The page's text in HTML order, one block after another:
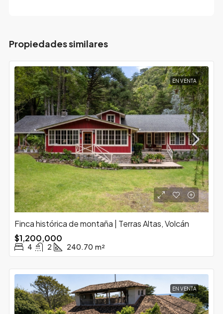
Propiedades similares
EN VENTA
Finca histórica de montaña | Terras Altas, Volcán
$1,200,000
4 2 240.70 m²
EN VENTA